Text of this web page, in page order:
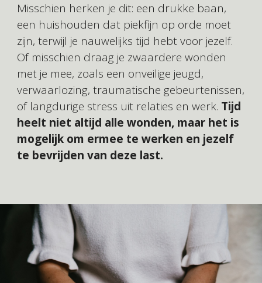
Misschien herken je dit: een drukke baan,
een huishouden dat piekfijn op orde moet
zijn, terwijl je nauwelijks tijd hebt voor jezelf.
Of misschien draag je zwaardere wonden
met je mee, zoals een onveilige jeugd,
verwaarlozing, traumatische gebeurtenissen,
of langdurige stress uit relaties en werk. Tijd
heelt niet altijd alle wonden, maar het is
mogelijk om ermee te werken en jezelf
te bevrijden van deze last.